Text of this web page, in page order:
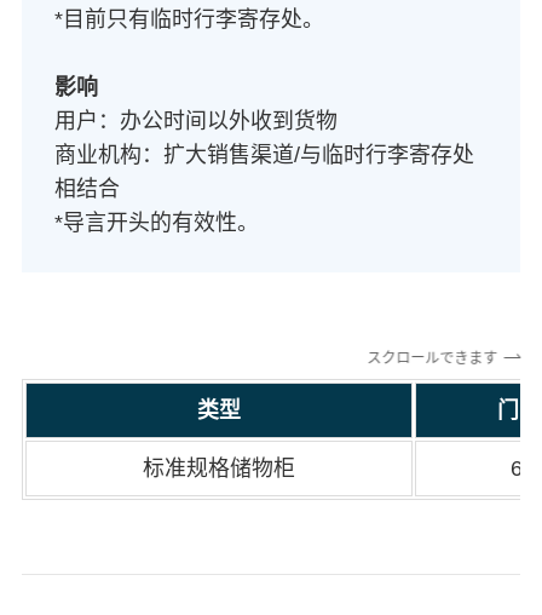
*目前只有临时行李寄存处。
影响
用户：办公时间以外收到货物
商业机构：扩大销售渠道/与临时行李寄存处
相结合
*导言开头的有效性。
スクロールできます
类型 门
标准规格储物柜 6